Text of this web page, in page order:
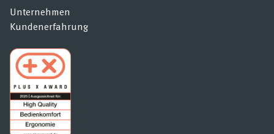
Unternehmen
Kundenerfahrung